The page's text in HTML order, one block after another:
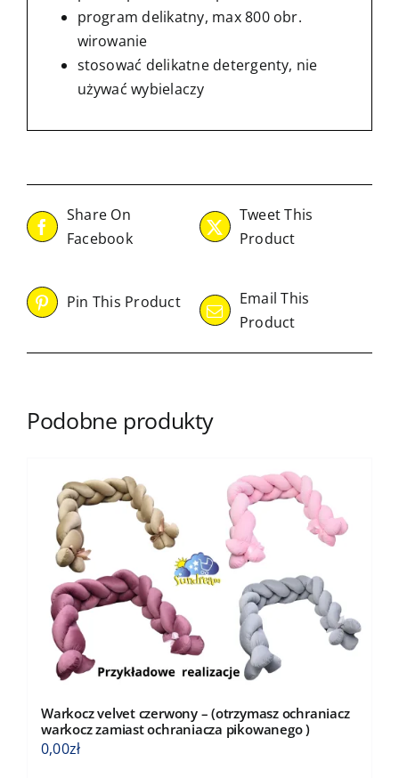
program delikatny, max 800 obr.
wirowanie
stosować delikatne detergenty, nie
używać wybielaczy
Share On
Facebook
Tweet This
Product
Pin This Product
Email This
Product
Podobne produkty
Warkocz velvet czerwony – (otrzymasz ochraniacz
warkocz zamiast ochraniacza pikowanego )
0,00zł